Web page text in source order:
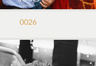
0026